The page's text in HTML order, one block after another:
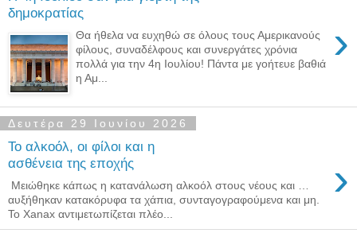
δημοκρατίας
›
Θα ήθελα να ευχηθώ σε όλους τους Αμερικανούς
φίλους, συναδέλφους και συνεργάτες χρόνια
πολλά για την 4η Ιουλίου! Πάντα με γοήτευε βαθιά
η Αμ...
Δευτέρα 29 Ιουνίου 2026
Το αλκοόλ, οι φίλοι και η
ασθένεια της εποχής
›
​ Μειώθηκε κάπως η κατανάλωση αλκοόλ στους νέους και …
αυξήθηκαν κατακόρυφα τα χάπια, συνταγογραφούμενα και μη.
Το Xanax αντιμετωπίζεται πλέο...